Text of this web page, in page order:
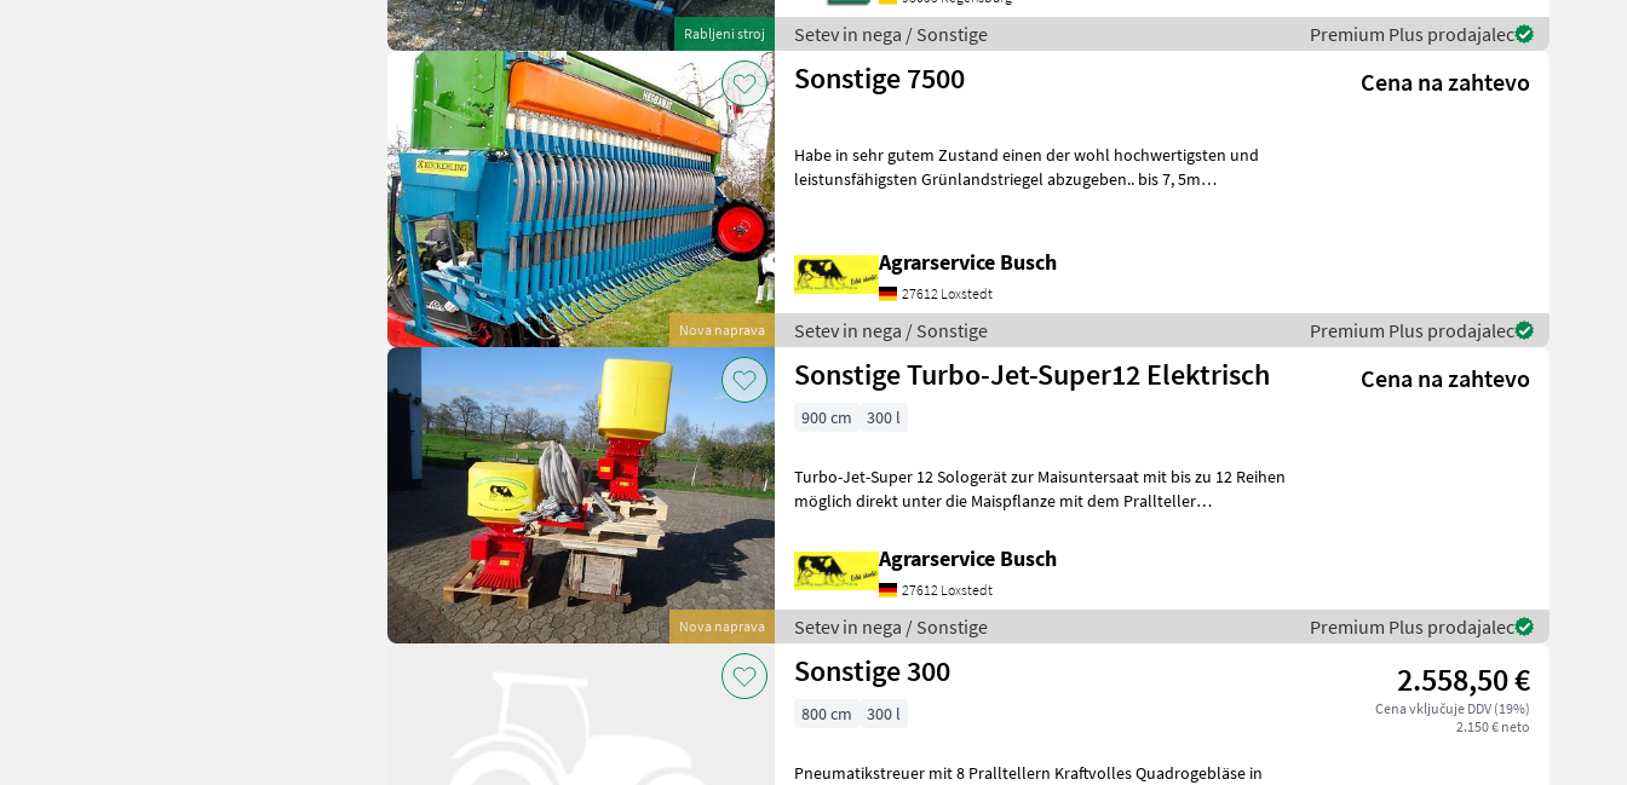
Rabljeni stroj Setev in nega / Sonstige Premium Plus prodajalec
Nova naprava
Sonstige 7500 Cena na zahtevo
Habe in sehr gutem Zustand einen der wohl hochwertigsten und
leistunsfähigsten Grünlandstriegel abzugeben.. bis 7, 5m
Agrarservice Busch
27612 Loxstedt
Setev in nega / Sonstige Premium Plus prodajalec
Nova naprava
Sonstige Turbo-Jet-Super12 Elektrisch Cena na zahtevo
900 cm 300 l
Turbo-Jet-Super 12 Sologerät zur Maisuntersaat mit bis zu 12 Reihen
möglich direkt unter die Maispflanze mit dem Prallteller
Agrarservice Busch
27612 Loxstedt
Setev in nega / Sonstige Premium Plus prodajalec
Sonstige 300 2.558,50 €
Cena vključuje DDV (19%)
2.150 € neto
800 cm 300 l
Pneumatikstreuer mit 8 Pralltellern Kraftvolles Quadrogebläse in